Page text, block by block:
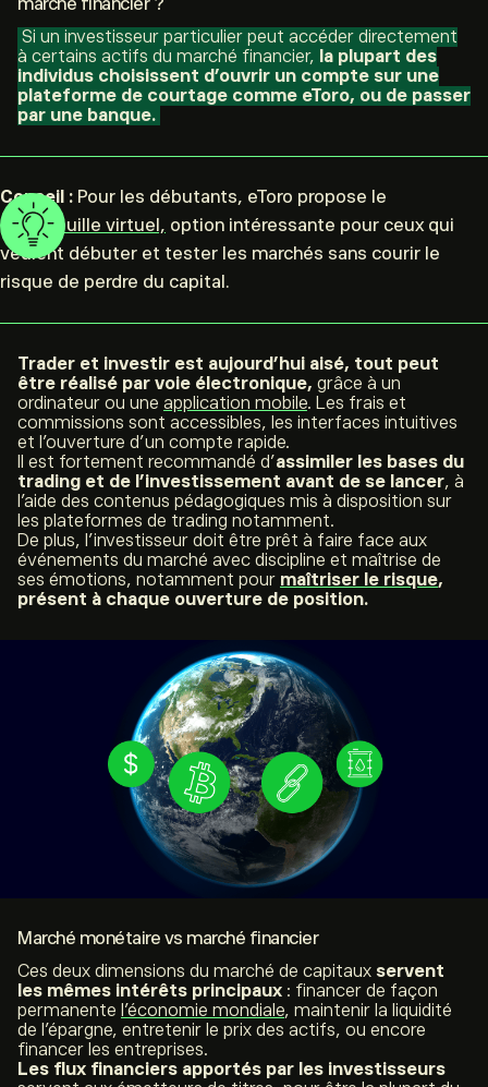
marché financier ?
Si un investisseur particulier peut accéder directement
à certains actifs du marché financier, la plupart des
individus choisissent d’ouvrir un compte sur une
plateforme de courtage comme eToro, ou de passer
par une banque.
Conseil : Pour les débutants, eToro propose le
portefeuille virtuel, option intéressante pour ceux qui
veulent débuter et tester les marchés sans courir le
risque de perdre du capital.
Trader et investir est aujourd’hui aisé, tout peut
être réalisé par voie électronique, grâce à un
ordinateur ou une application mobile. Les frais et
commissions sont accessibles, les interfaces intuitives
et l’ouverture d’un compte rapide.
Il est fortement recommandé d’assimiler les bases du
trading et de l’investissement avant de se lancer, à
l’aide des contenus pédagogiques mis à disposition sur
les plateformes de trading notamment.
De plus, l’investisseur doit être prêt à faire face aux
événements du marché avec discipline et maîtrise de
ses émotions, notamment pour maîtriser le risque,
présent à chaque ouverture de position.
Marché monétaire vs marché financier
Ces deux dimensions du marché de capitaux servent
les mêmes intérêts principaux : financer de façon
permanente l’économie mondiale, maintenir la liquidité
de l’épargne, entretenir le prix des actifs, ou encore
financer les entreprises.
Les flux financiers apportés par les investisseurs